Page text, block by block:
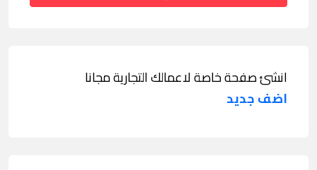
انشئ صفحة خاصة لاعمالك التجارية مجانا
اضف جديد